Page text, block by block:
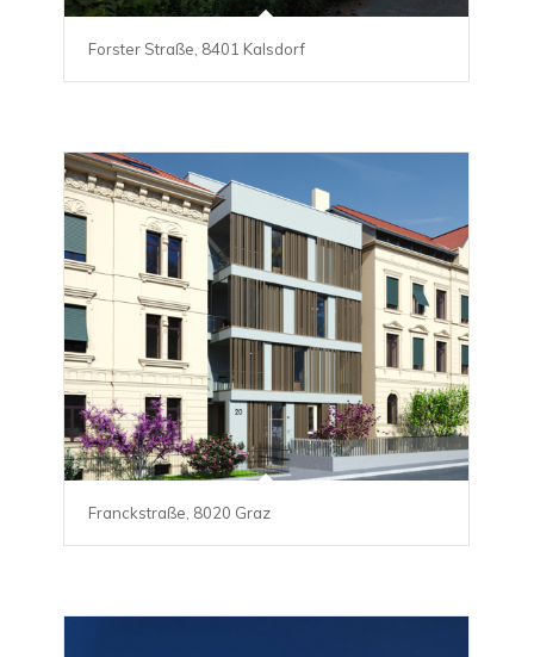
Forster Straße, 8401 Kalsdorf
Franckstraße, 8020 Graz